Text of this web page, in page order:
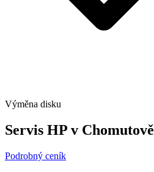
Výměna disku
Servis HP v Chomutově
Podrobný ceník